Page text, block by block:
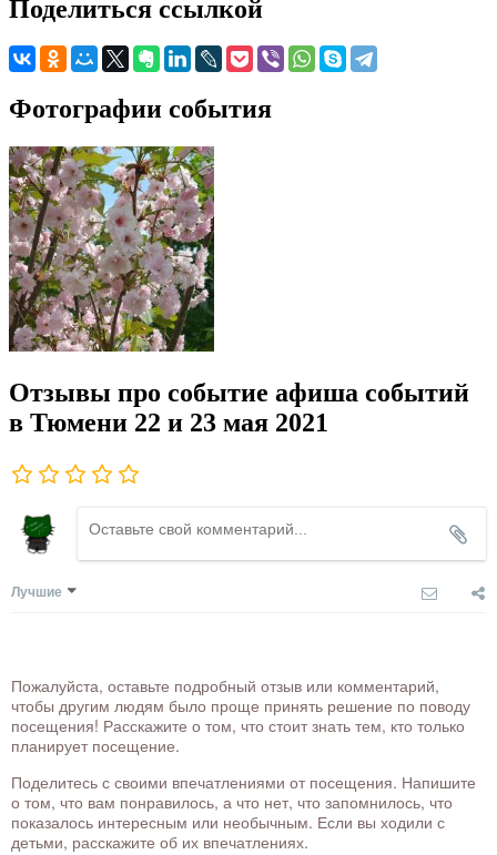
Поделиться ссылкой
Фотографии события
Отзывы про событие афиша событий
в Тюмени 22 и 23 мая 2021
Лучшие
Пожалуйста, оставьте подробный отзыв или комментарий,
чтобы другим людям было проще принять решение по поводу
посещения! Расскажите о том, что стоит знать тем, кто только
планирует посещение.
Поделитесь с своими впечатлениями от посещения. Напишите
о том, что вам понравилось, а что нет, что запомнилось, что
показалось интересным или необычным. Если вы ходили с
детьми, расскажите об их впечатлениях.